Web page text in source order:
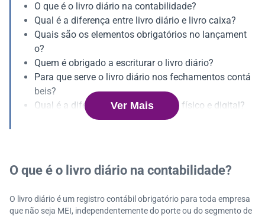
O que é o livro diário na contabilidade?
Qual é a diferença entre livro diário e livro caixa?
Quais são os elementos obrigatórios no lançament
o?
Quem é obrigado a escriturar o livro diário?
Para que serve o livro diário nos fechamentos contá
beis?
Qual é a diferença entre livro diário físico e digital?
O que é a autenticação digital (SPED/ECD)?
Quais maiores erros e dúvidas sobre o livro diário?
Como organizar os documentos para o contador?
do livro diário?
Ver Mais
O que é o livro diário na contabilidade?
O livro diário é um registro contábil obrigatório para toda empresa
que não seja MEI, independentemente do porte ou do segmento de